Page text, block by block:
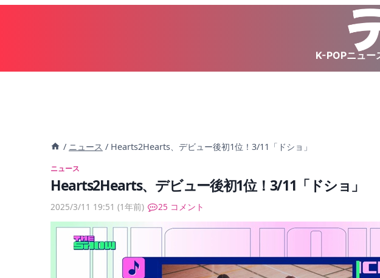
K-POPニュー
/ ニュース / Hearts2Hearts、デビュー後初1位！3/11「ドショ」
ニュース
Hearts2Hearts、デビュー後初1位！3/11「ドショ」
2025/3/11 19:51 (1年前) 25 コメント